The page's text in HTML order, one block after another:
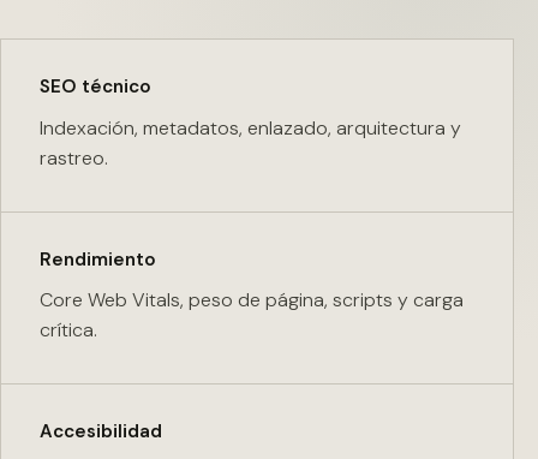
SEO técnico
Indexación, metadatos, enlazado, arquitectura y
rastreo.
Rendimiento
Core Web Vitals, peso de página, scripts y carga
crítica.
Accesibilidad